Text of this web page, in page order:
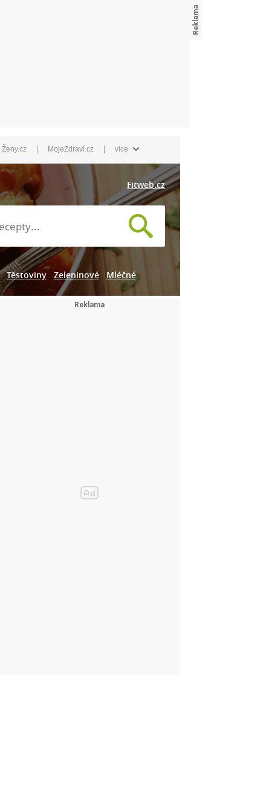
Ženy.cz | MojeZdraví.cz | více
Fitweb.cz
Těstoviny Zeleninové Mléčné